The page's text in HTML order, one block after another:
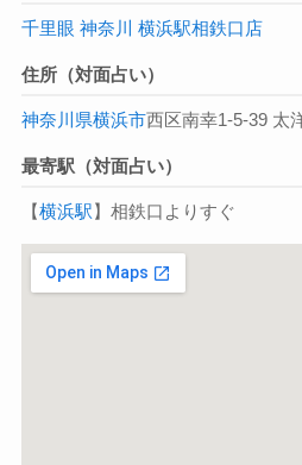
千里眼 神奈川 横浜駅相鉄口店
住所（対面占い）
神奈川県横浜市西区南幸1-5-39 太
最寄駅（対面占い）
【横浜駅】相鉄口よりすぐ